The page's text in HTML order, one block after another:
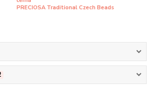
PRECIOSA Traditional Czech Beads